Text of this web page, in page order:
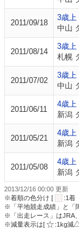
2011/09/18
3歳上
中山
2011/08/14
3歳上
札幌
2011/07/02
3歳上
中山
2011/06/11
4歳上
新潟
2011/05/21
4歳上
新潟
2011/05/08
4歳上
新潟
2013/12/16 00:00 更新
※着順の色分け [
:1着
※「平地競走成績」と「
※「出走レース」はJRA
※減量表示は[
:1kg減